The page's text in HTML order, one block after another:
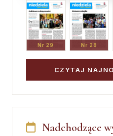
Nr 29 Nr 28
CZYTAJ
Nadchodzące